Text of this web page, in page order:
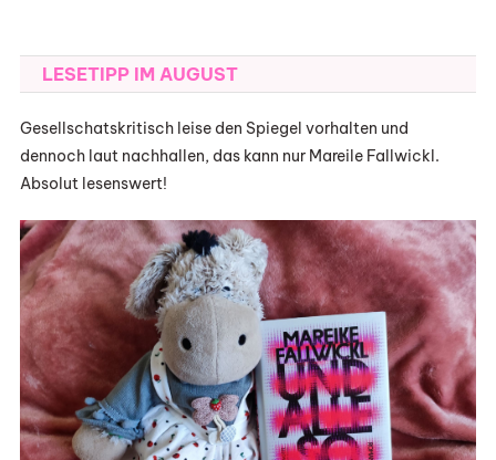
LESETIPP IM AUGUST
Gesellschatskritisch leise den Spiegel vorhalten und
dennoch laut nachhallen, das kann nur Mareile Fallwickl.
Absolut lesenswert!